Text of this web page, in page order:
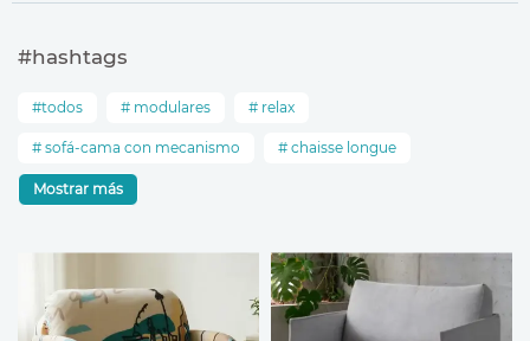
#hashtags
todos modulares relax
sofá-cama con mecanismo chaisse longue
Mostrar más